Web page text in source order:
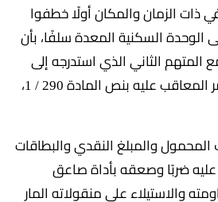
ذات الزمان والمكان أولًا خطفوا
الوحدة السكنية المعدة سلفًا، بأن
الثاني الذي استدرجه إلى
مكان تواجد المتهم الأول وأبعدوه لمكان قصى عن بيئته وذويه، وهو الأمر المعاقب عليه بنص المادة 290 / 1،
والمبلغ النقدي والبطاقات
عليه ضربًا وصعقه بأداة صاعق
والاستيلاء على منقولاته المار